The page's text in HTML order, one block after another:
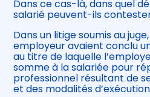
Dans ce cas-là, dans quel
salarié peuvent-ils
Dans un litige soumis au
employeur avaient conclu
au titre de laquelle
somme à la salariée pour
professionnel résultant de
et des modalités